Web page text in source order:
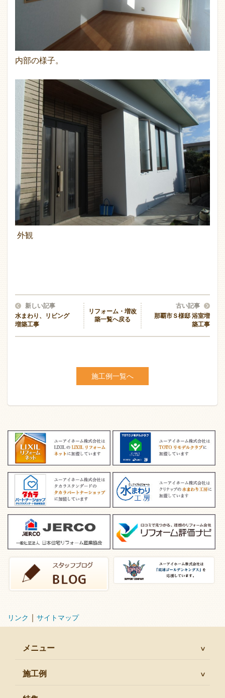
内部の様子。
外観
新しい記事
水まわり、リビング
増築工事
リフォーム・増改
築一覧へ戻る
古い記事
那覇市Ｓ様邸 浴室増
築工事
施工例一覧へ
リンク サイトマップ
メニュー
施工例